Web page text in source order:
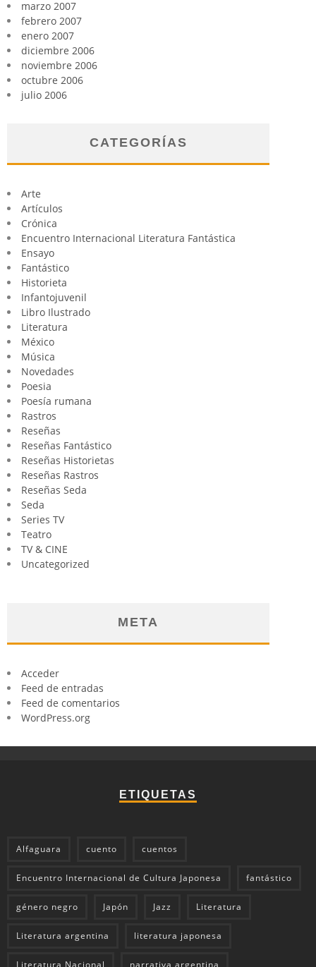
marzo 2007
febrero 2007
enero 2007
diciembre 2006
noviembre 2006
octubre 2006
julio 2006
CATEGORÍAS
Arte
Artículos
Crónica
Encuentro Internacional Literatura Fantástica
Ensayo
Fantástico
Historieta
Infantojuvenil
Libro Ilustrado
Literatura
México
Música
Novedades
Poesia
Poesía rumana
Rastros
Reseñas
Reseñas Fantástico
Reseñas Historietas
Reseñas Rastros
Reseñas Seda
Seda
Series TV
Teatro
TV & CINE
Uncategorized
META
Acceder
Feed de entradas
Feed de comentarios
WordPress.org
ETIQUETAS
Alfaguara cuento cuentos
Encuentro Internacional de Cultura Japonesa fantástico
género negro Japón Jazz Literatura
Literatura argentina literatura japonesa
Literatura Nacional narrativa argentina